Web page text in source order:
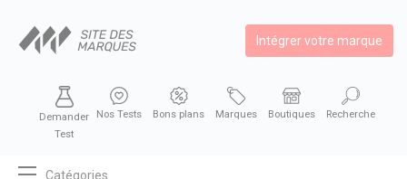
Intégrer votre marque
Demander
Test
Nos Tests Bons plans Marques Boutiques Recherche
Catégories